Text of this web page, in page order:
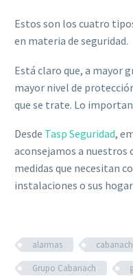
Estos son los cuatro
en materia de seguridad.
Está claro que, a mayor
mayor nivel de
que se trate. Lo
Desde Tasp Seguridad,
aconsejamos a
medidas que necesitan
instalaciones o sus
alarmas cabanach
Grupo Cabanach